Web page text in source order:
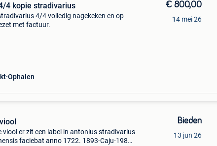
4 kopie stradivarius
4/4 volledig nagekeken en op
met factuur.
Ophalen
€ 800,00
14 mei 26
viool er zit een label in antonius stradivarius
faciebat anno 1722. 1893-Caju-1984
Bieden
13 jun 26